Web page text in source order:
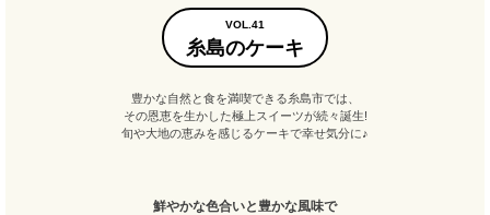
VOL.41
糸島のケーキ
豊かな自然と食を満喫できる糸島市では、
その恩恵を生かした極上スイーツが続々誕生!
旬や大地の恵みを感じるケーキで幸せ気分に♪
鮮やかな色合いと豊かな風味で